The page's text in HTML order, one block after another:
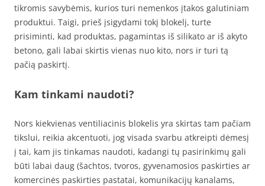
tikromis savybėmis, kurios turi nemenkos įtakos galutiniam
produktui. Taigi, prieš įsigydami tokį blokelį, turte
prisiminti, kad produktas, pagamintas iš silikato ar iš akyto
betono, gali labai skirtis vienas nuo kito, nors ir turi tą
pačią paskirtį.
Kam tinkami naudoti?
Nors kiekvienas ventiliacinis blokelis yra skirtas tam pačiam
tikslui, reikia akcentuoti, jog visada svarbu atkreipti dėmesį
į tai, kam jis tinkamas naudoti, kadangi tų pasirinkimų gali
būti labai daug (šachtos, tvoros, gyvenamosios paskirties ar
komercinės paskirties pastatai, komunikacijų kanalams,